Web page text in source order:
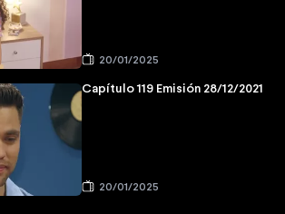
20/01/2025
Capítulo 119 Emisión 28/12/2021
20/01/2025